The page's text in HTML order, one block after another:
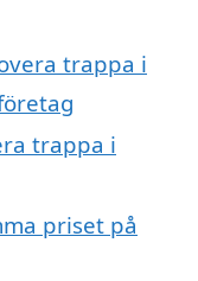
trappa i
trappa i
priset på